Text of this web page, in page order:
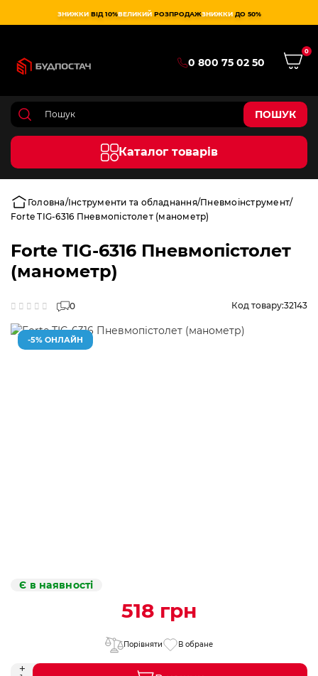
ЗНИЖКИ ВІД 10%ВЕЛИКИЙ РОЗПРОДАЖЗНИЖКИ ДО 50%
0 800 75 02 50
0
ПОШУК
Каталог товарів
Головна Інструменти та обладнання Пневмоінструмент
Forte TIG-6316 Пневмопістолет (манометр)
Forte TIG-6316 Пневмопістолет
(манометр)
0 Код товару:32143
-5% ОНЛАЙН
Є в наявності
518 грн
Порівняти В обране